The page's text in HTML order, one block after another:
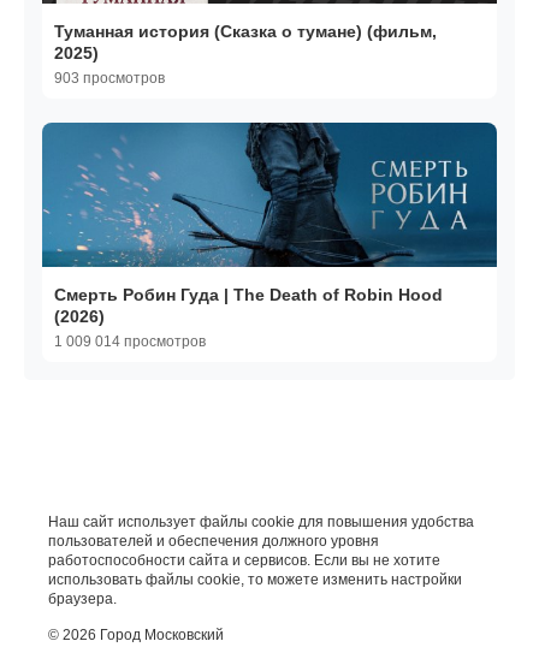
Туманная история (Сказка о тумане) (фильм,
2025)
903 просмотров
Смерть Робин Гуда | The Death of Robin Hood
(2026)
1 009 014 просмотров
Наш сайт использует файлы cookie для повышения удобства
пользователей и обеспечения должного уровня
работоспособности сайта и сервисов. Если вы не хотите
использовать файлы cookie, то можете изменить настройки
браузера.
© 2026 Город Московский